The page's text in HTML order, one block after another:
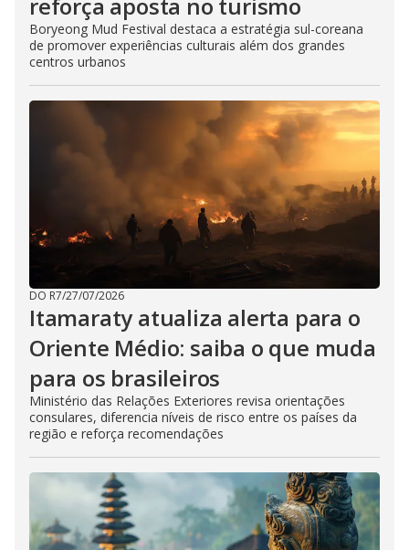
Boryeong Mud Festival destaca a estratégia sul-coreana
de promover experiências culturais além dos grandes
centros urbanos
DO R7/27/07/2026
Itamaraty atualiza alerta para o
Oriente Médio: saiba o que muda
para os brasileiros
Ministério das Relações Exteriores revisa orientações
consulares, diferencia níveis de risco entre os países da
região e reforça recomendações